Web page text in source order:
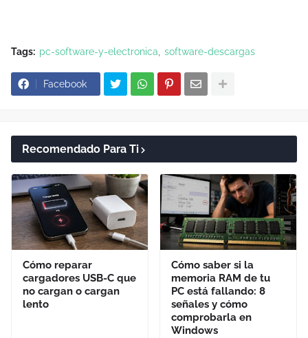
Tags: pc-software-y-electronica software-descargas
Facebook
Recomendado Para Ti
Cómo reparar
cargadores USB-C que
no cargan o cargan
lento
Cómo saber si la
memoria RAM de tu
PC está fallando: 8
señales y cómo
comprobarla en
Windows